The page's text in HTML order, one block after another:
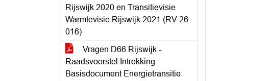
Rijswijk 2020 en Transitievisie
Warmtevisie Rijswijk 2021 (RV 26
016)
Vragen D66 Rijswijk -
Raadsvoorstel Intrekking
Basisdocument Energietransitie